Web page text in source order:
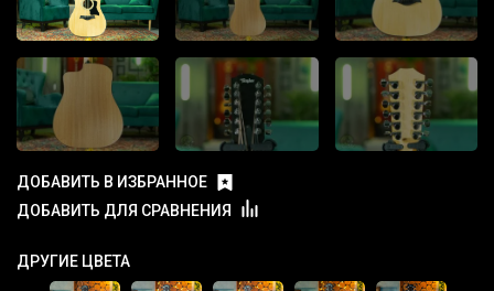
ДОБАВИТЬ В ИЗБРАННОЕ
ДОБАВИТЬ ДЛЯ СРАВНЕНИЯ
ДРУГИЕ ЦВЕТА